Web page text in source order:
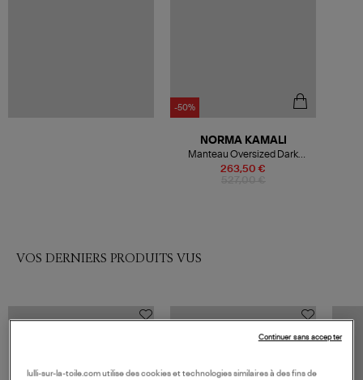
-50%
263,50 €
NORMA KAMALI
Manteau Oversized Dark
Heather Grey
VOS DERNIERS PRODUITS VUS
lulli-sur-la-toile.com utilise des cookies et technologies similaires à des fins de
Continuer sans accepter